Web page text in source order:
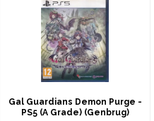
Gal Guardians Demon Purge -
PS5 (A Grade) (Genbrug)